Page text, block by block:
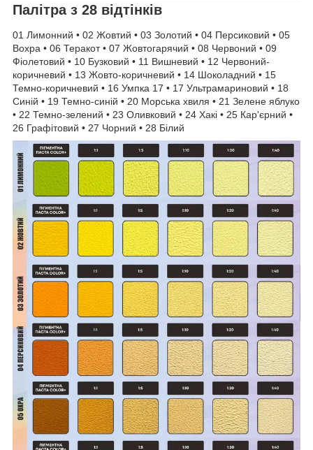
Палітра з 28 відтінків
01 Лимонний • 02 Жовтий • 03 Золотий • 04 Персиковий • 05
Вохра • 06 Теракот • 07 Жовтогарячий • 08 Червоний • 09
Фіолетовий • 10 Бузковий • 11 Вишневий • 12 Червоний-
коричневий • 13 Жовто-коричневий • 14 Шоколадний • 15
Темно-коричневий • 16 Умпка 17 • 17 Ультрамариновий • 18
Синій • 19 Темно-синій • 20 Морська хвиля • 21 Зелене яблуко
• 22 Темно-зелений • 23 Оливковий • 24 Хакі • 25 Кар'єрний •
26 Графітовий • 27 Чорний • 28 Білий